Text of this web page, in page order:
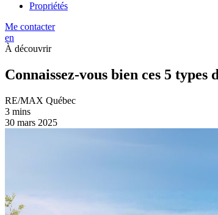
Propriétés
Me contacter
en
À découvrir
Connaissez-vous bien ces 5 types
RE/MAX Québec
3 mins
30 mars 2025